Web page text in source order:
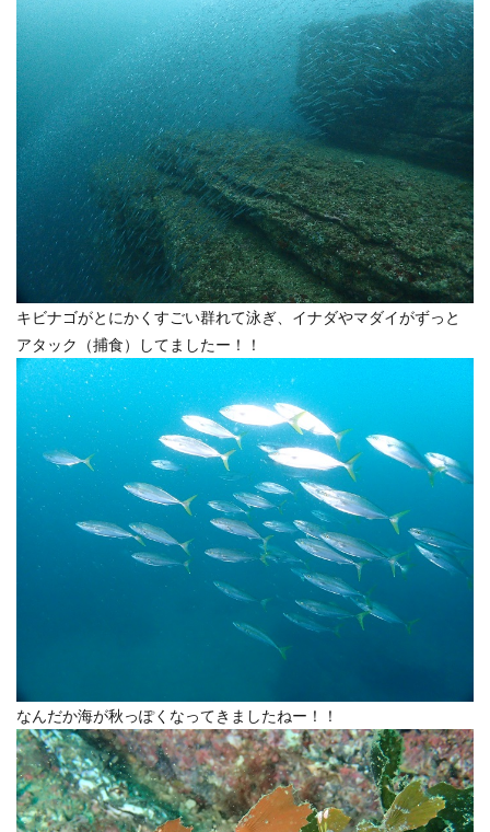
キビナゴがとにかくすごい群れて泳ぎ、イナダやマダイがずっと
アタック（捕食）してましたー！！
なんだか海が秋っぽくなってきましたねー！！